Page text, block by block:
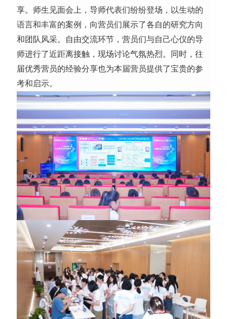
享。师生见面会上，导师代表们纷纷登场，以生动的
语言和丰富的案例，向营员们展示了各自的研究方向
和团队风采。自由交流环节，营员们与自己心仪的导
师进行了近距离接触，现场讨论气氛热烈。同时，往
届优秀营员的经验分享也为本届营员提供了宝贵的参
考和启示。